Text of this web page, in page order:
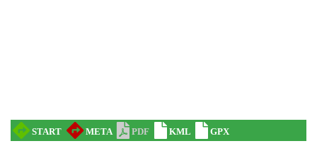
0.26 km